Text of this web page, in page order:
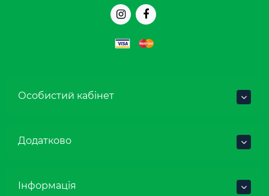
Особистий кабінет
Додатково
Інформація